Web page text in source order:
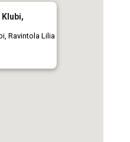
Ravintola Lilia